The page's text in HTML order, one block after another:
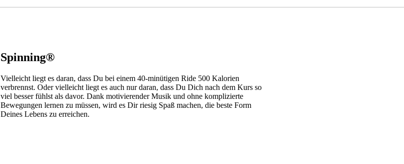
Spinning®
Vielleicht liegt es daran, dass Du bei einem 40-minütigen Ride 500 Kalorien
verbrennst. Oder vielleicht liegt es auch nur daran, dass Du Dich nach dem Kurs so
viel besser fühlst als davor. Dank motivierender Musik und ohne komplizierte
Bewegungen lernen zu müssen, wird es Dir riesig Spaß machen, die beste Form
Deines Lebens zu erreichen.